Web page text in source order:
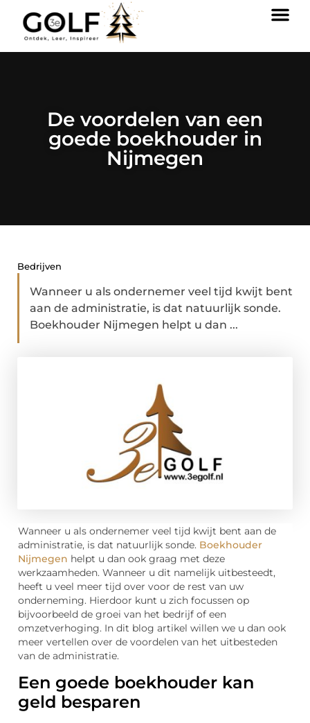
De voordelen van een
goede boekhouder in
Nijmegen
Bedrijven
Wanneer u als ondernemer veel tijd kwijt bent
aan de administratie, is dat natuurlijk sonde.
Boekhouder Nijmegen helpt u dan ...
Wanneer u als ondernemer veel tijd kwijt bent aan de
administratie, is dat natuurlijk sonde. Boekhouder
Nijmegen helpt u dan ook graag met deze
werkzaamheden. Wanneer u dit namelijk uitbesteedt,
heeft u veel meer tijd over voor de rest van uw
onderneming. Hierdoor kunt u zich focussen op
bijvoorbeeld de groei van het bedrijf of een
omzetverhoging. In dit blog artikel willen we u dan ook
meer vertellen over de voordelen van het uitbesteden
van de administratie.
Een goede boekhouder kan
geld besparen